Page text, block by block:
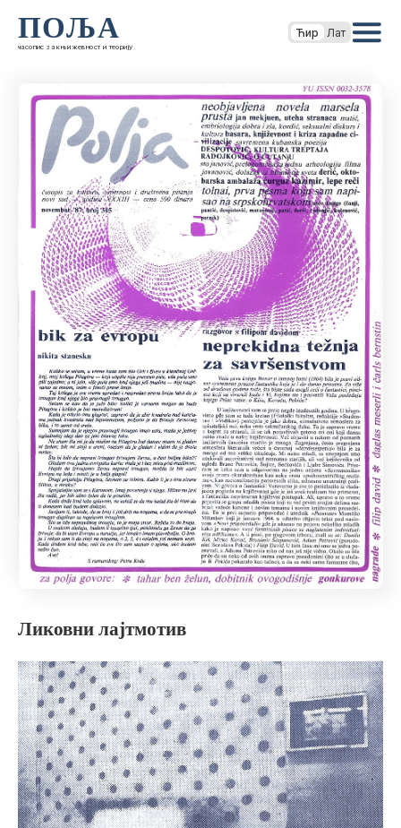
ПОЉА
часопис за књижевност и теорију
Ћир Лат
Ликовни лајтмотив